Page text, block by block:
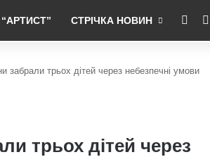
СТРІЧКА НОВИН RSS
забрали трьох дітей через небезпечні умови
трьох дітей через